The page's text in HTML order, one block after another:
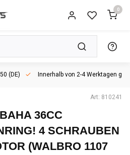
0
(DE) Innerhalb von 2-4 Werktagen
Art: 810241
BAHA 36CC
4 SCHRAUBEN
(WALBRO 1107